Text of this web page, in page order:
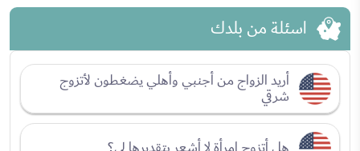
اسئلة من بلدك
أريد الزواج من أجنبي وأهلي يضغطون لأتزوج
شرقي